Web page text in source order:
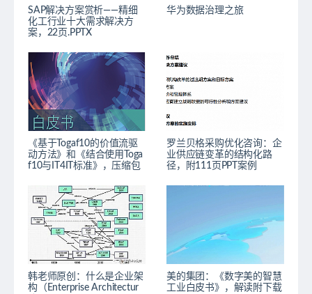
SAP解决方案赏析——精细
化工行业十大需求解决方
案，22页.PPTX
华为数据治理之旅
《基于Togaf10的价值流驱
动方法》和《结合使用Toga
f10与IT4IT标准》，压缩包
罗兰贝格采购优化咨询：企
业供应链变革的结构化路
径，附111页PPT案例
韩老师原创：什么是企业架
构（Enterprise Architectur
美的集团：《数字美的智慧
工业白皮书》，解读附下载